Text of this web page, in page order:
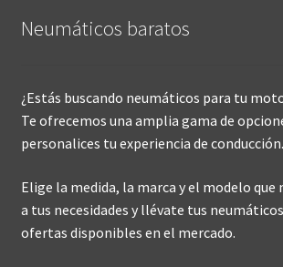
Neumáticos baratos
¿Estás buscando neumáticos para tu
Te ofrecemos una amplia gama de
personalices tu experiencia de conducción.
Elige la medida, la marca y el modelo que
a tus necesidades y llévate tus
ofertas disponibles en el mercado.